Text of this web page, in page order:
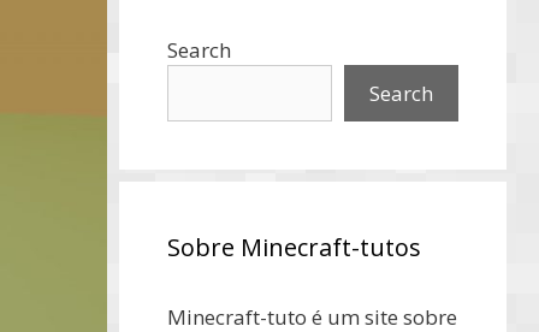
Search
Search
Sobre Minecraft-tutos
Minecraft-tuto é um site sobre